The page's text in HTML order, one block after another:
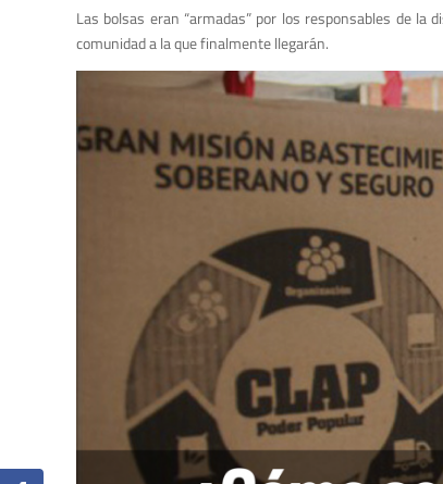
Las bolsas eran “armadas” por los responsables de
comunidad a la que finalmente llegarán.